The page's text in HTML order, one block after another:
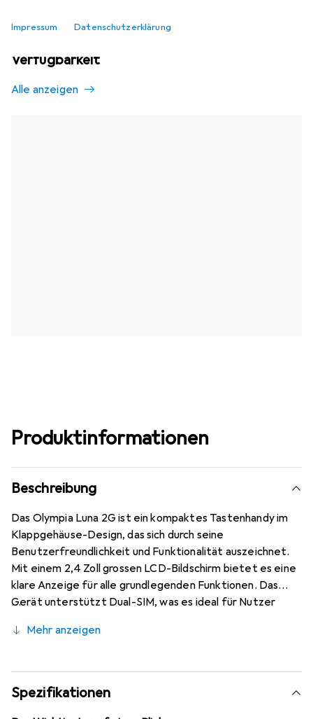
Impressum Datenschutzerklärung
Verfügbarkeit
Alle anzeigen
Produktinformationen
Beschreibung
Das Olympia Luna 2G ist ein kompaktes Tastenhandy im
Klappgehäuse-Design, das sich durch seine
Benutzerfreundlichkeit und Funktionalität auszeichnet.
Mit einem 2,4 Zoll grossen LCD-Bildschirm bietet es eine
klare Anzeige für alle grundlegenden Funktionen. Das
Gerät unterstützt Dual-SIM, was es ideal für Nutzer
möchten. Die integrierte Bluetooth-Funktion ermöglicht
das FM-Radio für Unterhaltung sorgt. Mit einer
Akkukapazität von 600 mAh bietet das Luna 2G eine
beeindruckende Standby-Zeit von bis zu 350 Stunden,
Mehr anzeigen
Spezifikationen